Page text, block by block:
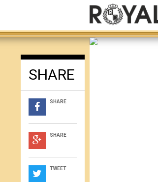
SHARE
SHARE
SHARE
TWEET